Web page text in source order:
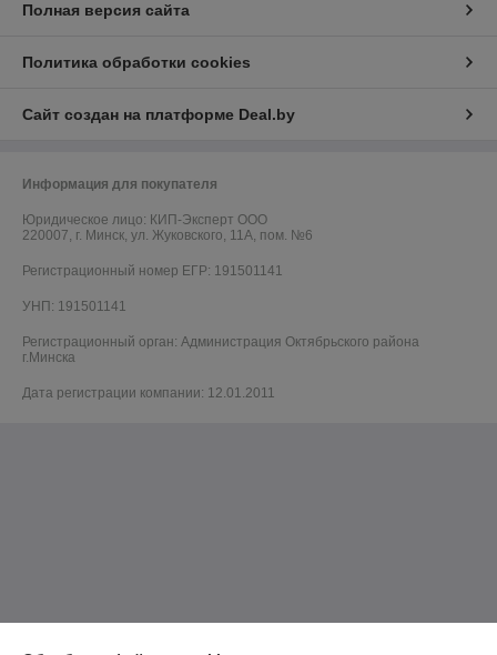
Полная версия сайта
Политика обработки cookies
Сайт создан на платформе Deal.by
Информация для покупателя
Юридическое лицо: КИП-Эксперт ООО
220007, г. Минск, ул. Жуковского, 11А, пом. №6
Регистрационный номер ЕГР: 191501141
УНП: 191501141
Регистрационный орган: Администрация Октябрьского района
г.Минска
Дата регистрации компании: 12.01.2011